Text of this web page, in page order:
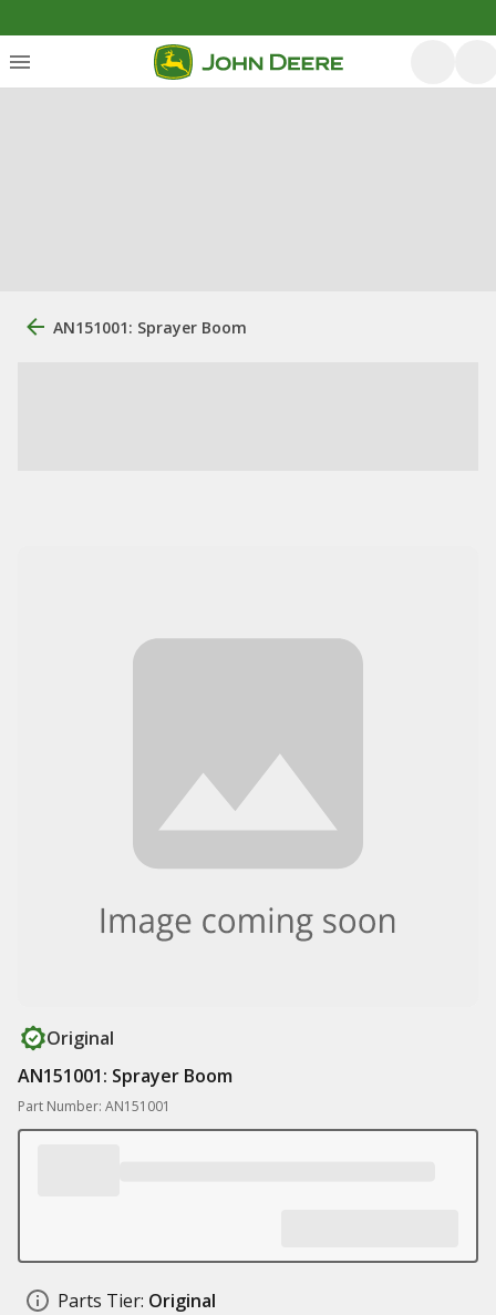
AN151001: Sprayer Boom
Original
AN151001: Sprayer Boom
Part Number: AN151001
Parts Tier: Original